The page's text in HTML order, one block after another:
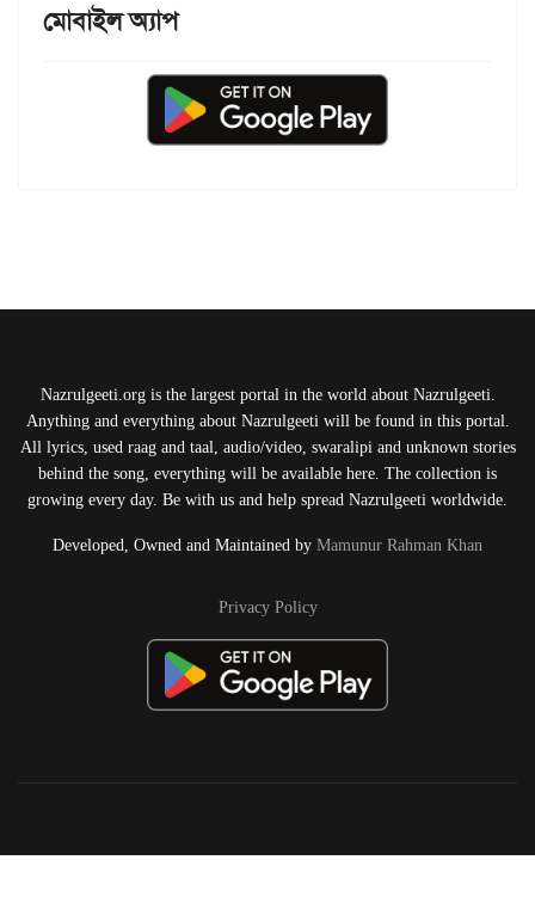
মোবাইল অ্যাপ
Nazrulgeeti.org is the largest portal in the world about Nazrulgeeti.
Anything and everything about Nazrulgeeti will be found in this portal.
All lyrics, used raag and taal, audio/video, swaralipi and unknown stories
behind the song, everything will be available here. The collection is
growing every day. Be with us and help spread Nazrulgeeti worldwide.
Developed, Owned and Maintained by Mamunur Rahman Khan
Privacy Policy